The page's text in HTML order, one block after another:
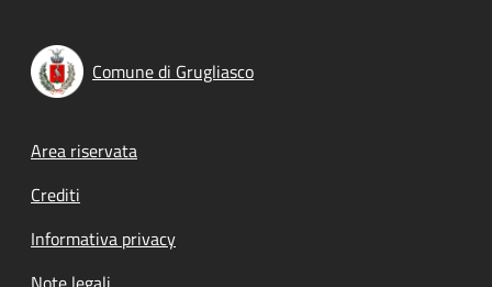
Comune di Grugliasco
Footer menu
Area riservata
Crediti
Informativa privacy